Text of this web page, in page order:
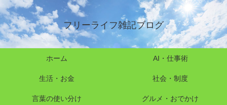
フリーライフ雑記ブログ
ホーム AI・仕事術
生活・お金 社会・制度
言葉の使い分け グルメ・おでかけ